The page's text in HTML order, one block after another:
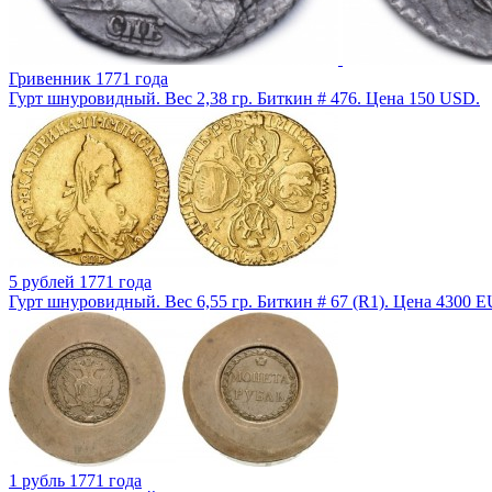
Гривенник 1771 года
Гурт шнуровидный. Вес 2,38 гр. Биткин # 476. Цена 150 USD.
5 рублей 1771 года
Гурт шнуровидный. Вес 6,55 гр. Биткин # 67 (R1). Цена 4300
1 рубль 1771 года